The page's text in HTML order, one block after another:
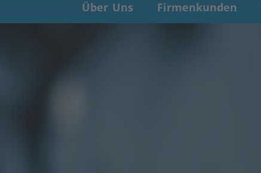
Über Uns Firmenkunden